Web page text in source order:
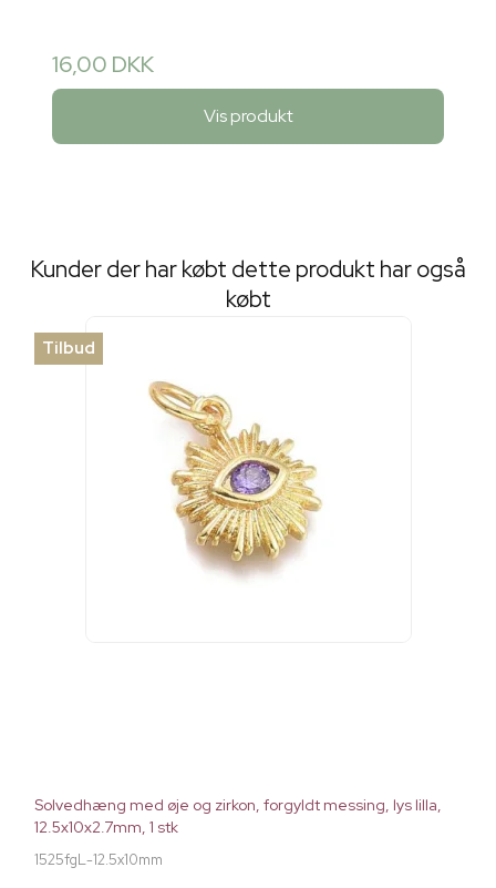
16,00 DKK
Vis produkt
Kunder der har købt dette produkt har også
købt
Tilbud
Solvedhæng med øje og zirkon, forgyldt messing, lys lilla,
12.5x10x2.7mm, 1 stk
1525fgL-12.5x10mm